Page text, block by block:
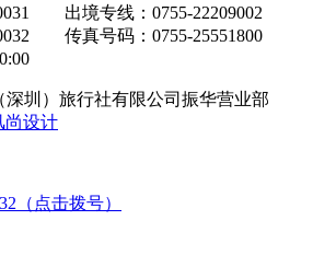
出境专线：0755-22209002
传真号码：0755-25551800
圳）旅行社有限公司振华营业部
尚设计
（点击拨号）